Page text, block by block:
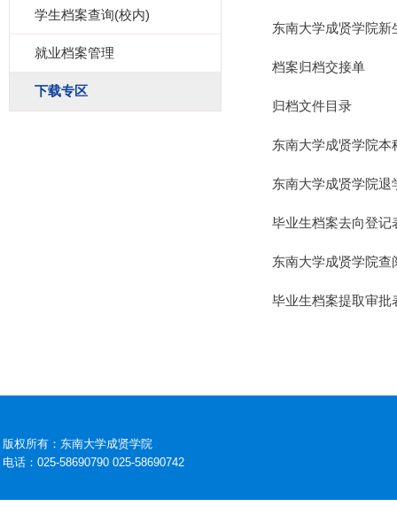
学生档案查询(校内)
就业档案管理
下载专区
东南大学成贤学院新
档案归档交接单
归档文件目录
东南大学成贤学院
东南大学成贤学院
毕业生档案去向登记
东南大学成贤学院查
毕业生档案提取审批
版权所有：东南大学成贤学院
电话：025-58690790 025-58690742